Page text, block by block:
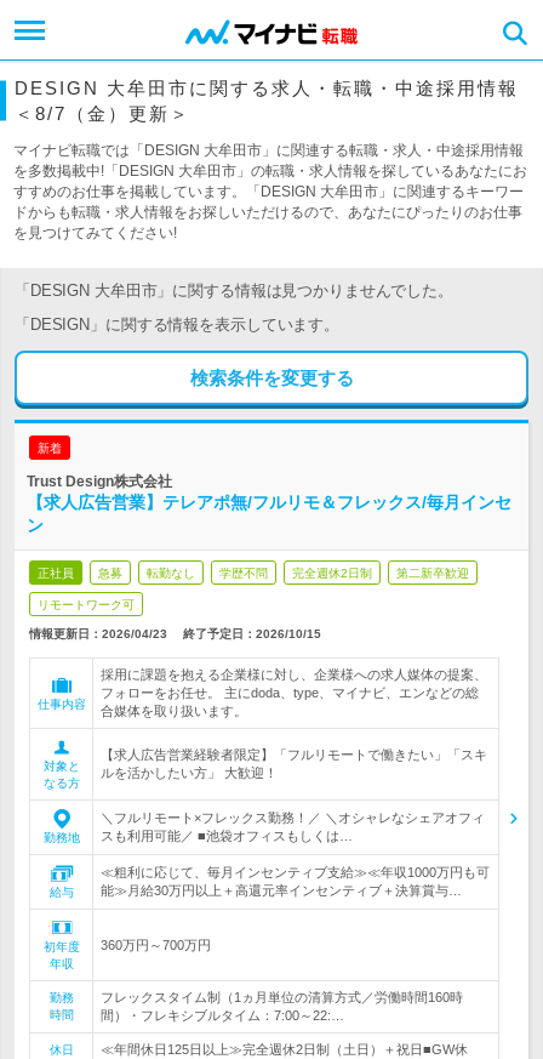
DESIGN 大牟田市に関する求人・転職・中途採用情報
＜8/7（金）更新＞
マイナビ転職では「DESIGN 大牟田市」に関連する転職・求人・中途採用情報
を多数掲載中!「DESIGN 大牟田市」の転職・求人情報を探しているあなたにお
すすめのお仕事を掲載しています。「DESIGN 大牟田市」に関連するキーワー
ドからも転職・求人情報をお探しいただけるので、あなたにぴったりのお仕事
を見つけてみてください!
「DESIGN 大牟田市」に関する情報は見つかりませんでした。
「DESIGN」に関する情報を表示しています。
検索条件を変更する
新着
Trust Design株式会社
【求人広告営業】テレアポ無/フルリモ＆フレックス/毎月インセ
ン
正社員 急募 転勤なし 学歴不問 完全週休2日制 第二新卒歓迎
リモートワーク可
情報更新日：2026/04/23 終了予定日： 2026/10/15
仕事内容
採用に課題を抱える企業様に対し、企業様への求人媒体の提案、
フォローをお任せ。 主にdoda、type、マイナビ、エンなどの総
合媒体を取り扱います。
対象と
なる方
【求人広告営業経験者限定】「フルリモートで働きたい」「スキ
ルを活かしたい方」 大歓迎！
勤務地
＼フルリモート×フレックス勤務！／ ＼オシャレなシェアオフィ
スも利用可能／ ■池袋オフィスもしくは…
給与
≪粗利に応じて、毎月インセンティブ支給≫≪年収1000万円も可
能≫月給30万円以上＋高還元率インセンティブ＋決算賞与…
初年度
年収
360万円～700万円
勤務
時間
フレックスタイム制（1ヵ月単位の清算方式／労働時間160時
間）・フレキシブルタイム：7:00～22:…
休日
≪年間休日125日以上≫完全週休2日制（土日）＋祝日■GW休